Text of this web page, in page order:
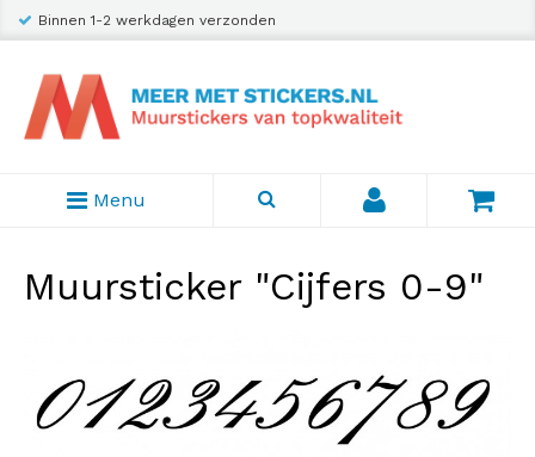
Binnen 1-2 werkdagen verzonden
Menu
Muursticker "Cijfers 0-9"